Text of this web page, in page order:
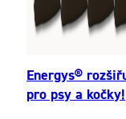
Energys®
pro psy a kočky!